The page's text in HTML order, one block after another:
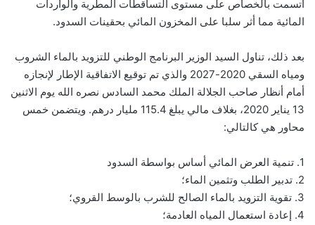
اتسمت بالخصاص على مستوى التساقطات المطرية والواردات
المائية مما أثر سلبا على المخزون المائي بحقينات السدود.
بعد ذلك، تناول السيد الوزير البرنامج الوطني للتزويد بالماء الشروب
ومياه السقي 2020-2027 والذي تم توقيع الاتفاقية الإطار لإنجازه
أمام أنظار صاحب الجلالة الملك محمد السادس نصره الله يوم الاثنين
13 يناير 2020، بغلاف مالي يبلغ 115.4 مليار درهم. ويتضمن خمس
محاور هي كالتالي:
1. تنمية العرض المائي أساس بواسطة السدود
2. تدبير الطلب وتثمين الماء؛
3. تقوية التزويد بالماء الصالح للشرب بالوسط القروي؛
4. إعادة استعمال المياه العادمة؛